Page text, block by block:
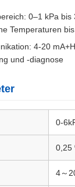
0–1 kPa bis
Temperaturen
4-20
und -diagnose
0-
0,25
4～